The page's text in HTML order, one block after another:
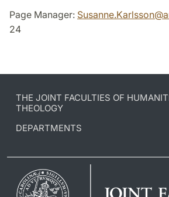
Page Manager: Susanne.Karlsson@
24
THE JOINT FACULTIES OF
THEOLOGY
DEPARTMENTS